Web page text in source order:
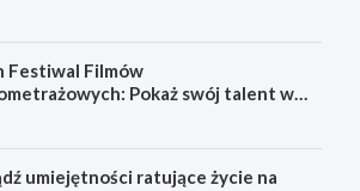
Festiwal Filmów
Pokaż swój talent w
umiejętności ratujące życie na